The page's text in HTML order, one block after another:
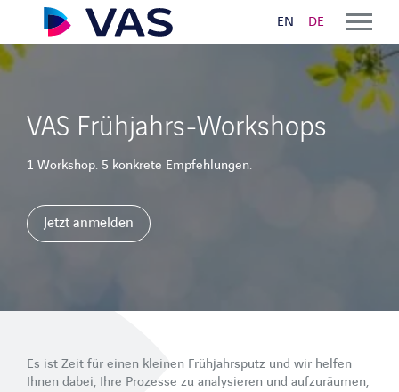
EN DE
Digitaler Lieferschein und ePOD
Self Service Check-In / Check-Out
Yard Management Software
VAS Frühjahrs-Workshops
1 Workshop. 5 konkrete Empfehlungen.
Jetzt anmelden
Es ist Zeit für einen kleinen Frühjahrsputz und wir helfen
Ihnen dabei, Ihre Prozesse zu analysieren und aufzuräumen,